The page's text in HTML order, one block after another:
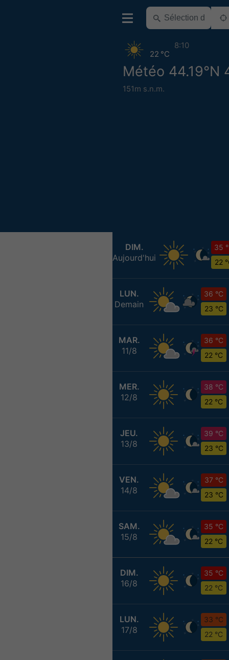
Météo 44.19°N
151m s.n.m.
22 °C
8:10
DIM.
Aujourd'hui
35
22
LUN.
Demain
36 °C
23 °C
MAR.
11/8
36 °C
22 °C
MER.
12/8
38 °C
22 °C
JEU.
13/8
39 °C
23 °C
VEN.
14/8
37 °C
23 °C
SAM.
15/8
35 °C
22 °C
DIM.
16/8
35 °C
22 °C
LUN.
17/8
33 °C
22 °C